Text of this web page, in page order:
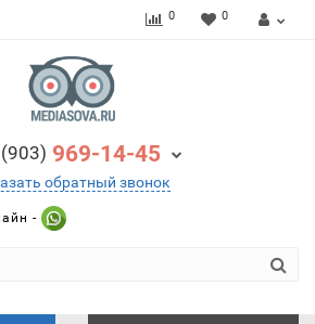
0 0
969-14-45
обратный звонок
-